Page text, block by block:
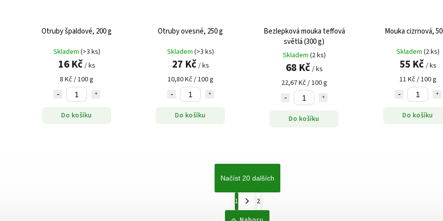
Otruby špaldové, 200 g
Skladem (>3 ks)
16 Kč / ks
8 Kč / 100 g
Do košíku
Otruby ovesné, 250 g
Skladem (>3 ks)
27 Kč / ks
10,80 Kč / 100 g
Do košíku
Bezlepková mouka teffová
světlá (300 g)
Skladem (2 ks)
68 Kč / ks
22,67 Kč / 100 g
Do košíku
Mouka cizrnová,
Skladem (2 ks)
55 Kč / ks
11 Kč / 100 g
Do košíku
Načíst 20 dalších
1
2